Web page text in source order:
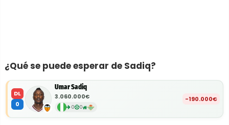
¿Qué se puede esperar de Sadiq?
DL
0
Umar Sadiq
3.060.000€
0 0
-190.000€